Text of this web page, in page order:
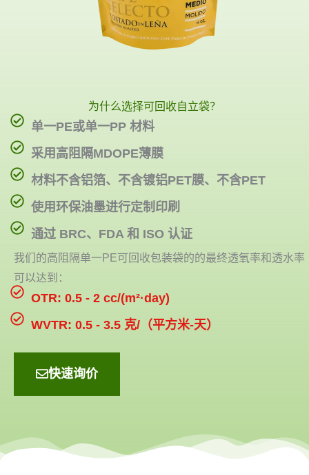
为什么选择可回收自立袋？
单一PE或单一PP 材料
采用高阻隔MDOPE薄膜
材料不含铝箔、不含镀铝PET膜、不含PET
使用环保油墨进行定制印刷
通过 BRC、FDA 和 ISO 认证
我们的高阻隔单一PE可回收包装袋的的最终透氧率和透水率
可以达到：
OTR: 0.5 - 2 cc/(m²·day)
WVTR: 0.5 - 3.5 克/（平方米-天）
快速询价